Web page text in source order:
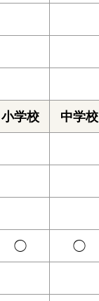
小学校 中学校
◯ ◯